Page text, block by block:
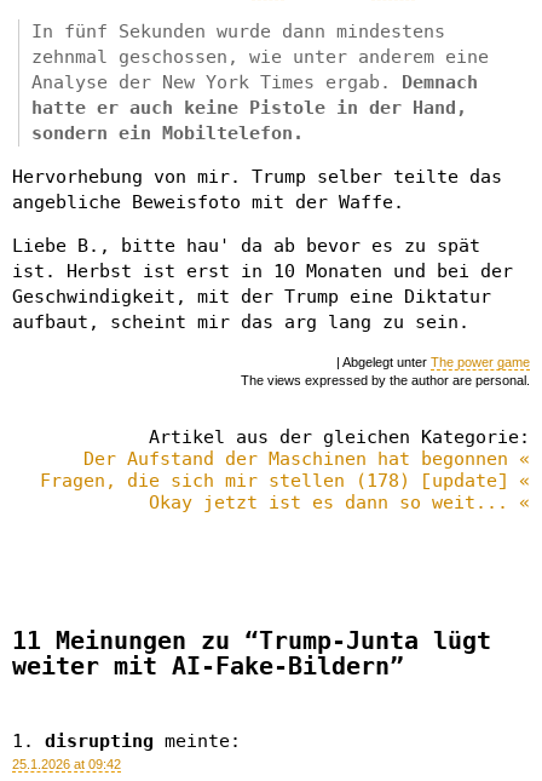
In fünf Sekunden wurde dann mindestens
zehnmal geschossen, wie unter anderem eine
Analyse der New York Times ergab. Demnach
hatte er auch keine Pistole in der Hand,
sondern ein Mobiltelefon.
Hervorhebung von mir. Trump selber teilte das
angebliche Beweisfoto mit der Waffe.
Liebe B., bitte hau' da ab bevor es zu spät
ist. Herbst ist erst in 10 Monaten und bei der
Geschwindigkeit, mit der Trump eine Diktatur
aufbaut, scheint mir das arg lang zu sein.
| Abgelegt unter The power game
The views expressed by the author are personal.
Artikel aus der gleichen Kategorie:
Der Aufstand der Maschinen hat begonnen «
Fragen, die sich mir stellen (178) [update] «
Okay jetzt ist es dann so weit... «
11 Meinungen zu “Trump-Junta lügt
weiter mit AI-Fake-Bildern”
disrupting meinte:
25.1.2026 at 09:42